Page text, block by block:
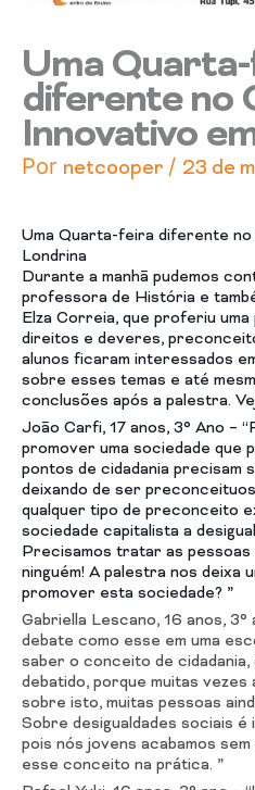
Uma
diferente no
Innovativo
Por netcooper / 23 de
Uma Quarta-feira diferente no
Londrina
Durante a manhã pudemos
professora de História e
Elza Correia, que proferiu
direitos e deveres,
alunos ficaram interessados
sobre esses temas e até
conclusões após a palestra.
João Carfi, 17 anos, 3° Ano –
promover uma sociedade que
pontos de cidadania precisam
deixando de ser
qualquer tipo de preconceito
sociedade capitalista a
Precisamos tratar as pessoas
ninguém! A palestra nos deixa
promover esta sociedade? ”
Gabriella Lescano, 16 anos, 3°
debate como esse em uma
saber o conceito de
debatido, porque muitas
sobre isto, muitas pessoas
Sobre desigualdades sociais
pois nós jovens acabamos
esse conceito na prática. ”